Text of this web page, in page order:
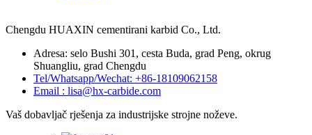
Chengdu HUAXIN cementirani karbid Co., Ltd.
Adresa: selo Bushi 301, cesta Buda, grad Peng, okrug
Shuangliu, grad Chengdu
Tel/Whatsapp/Wechat: +86-18109062158
Email : lisa@hx-carbide.com
Vaš dobavljač rješenja za industrijske strojne noževe.